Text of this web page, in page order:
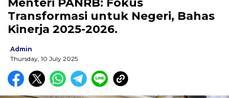
Menteri PANRB: Fokus
Transformasi untuk Negeri, Bahas
Kinerja 2025-2026.
Admin
Thursday, 10 July 2025